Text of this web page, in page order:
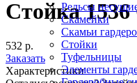
Рельсы
Скамейки
Скамьи
Стойки
Туфельницы
Элементы
Стойка
532 р.
Заказать
Характеристики